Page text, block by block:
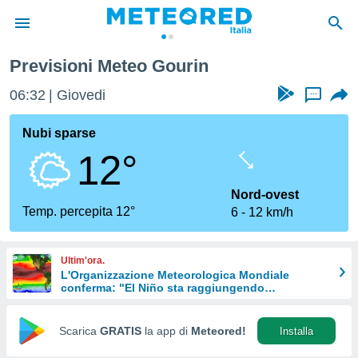
di
per
le
di
Web
Previsioni Meteo Gourin
06:32 Giovedi ...
Nubi sparse
12°
Temp. percepita 12°
Nord-ovest
6
12 km/h
Ultim'ora.
L'Organizzazione Meteorologica Mondiale
conferma: "El Niño sta raggiungendo
Scarica GRATIS la app di Meteored! Installa